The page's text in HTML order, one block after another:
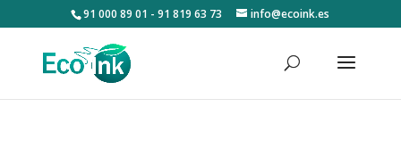
91 000 89 01 - 91 819 63 73 info@ecoink.es